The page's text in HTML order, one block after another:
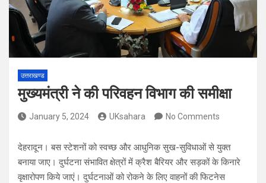
उत्तराखण्ड
मुख्यमंत्री ने की परिवहन विभाग की समीक्षा
January 5, 2024 UKsahara No Comments
देहरादून। बस स्टेशनों को स्वच्छ और आधुनिक सुख-सुविधाओं से युक्त
बनाया जाए। दुर्घटना संभावित क्षेत्रों में क्रैश बैरियर और सड़कों के किनारे
वृक्षारोपण किये जाएं। दुर्घटनाओं को रोकने के लिए वाहनों की फिटनेस